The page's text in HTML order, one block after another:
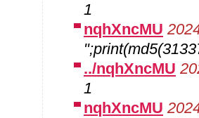
1
nqhXncMU
../nqhXncMU
1
nqhXncMU